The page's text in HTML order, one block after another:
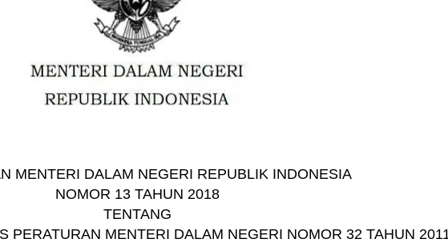
MENTERI DALAM NEGERI REPUBLIK INDONESIA
NOMOR 13 TAHUN 2018
TENTANG
PERATURAN MENTERI DALAM NEGERI NOMOR 32 TAHUN